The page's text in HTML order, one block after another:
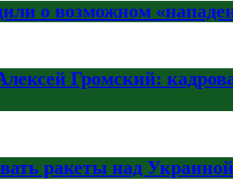
о возможном
Громский:
ракеты над Украиной